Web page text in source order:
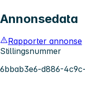
Annonsedata
Rapporter annonse
Stillingsnummer
6bbab3e6-d886-